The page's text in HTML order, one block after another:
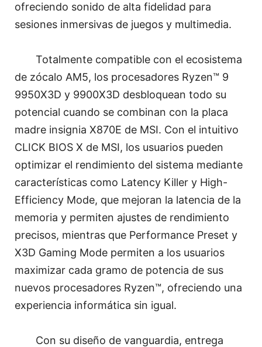
ofreciendo sonido de alta fidelidad para
sesiones inmersivas de juegos y multimedia.
Totalmente compatible con el ecosistema
de zócalo AM5, los procesadores Ryzen™ 9
9950X3D y 9900X3D desbloquean todo su
potencial cuando se combinan con la placa
madre insignia X870E de MSI. Con el intuitivo
CLICK BIOS X de MSI, los usuarios pueden
optimizar el rendimiento del sistema mediante
características como Latency Killer y High-
Efficiency Mode, que mejoran la latencia de la
memoria y permiten ajustes de rendimiento
precisos, mientras que Performance Preset y
X3D Gaming Mode permiten a los usuarios
maximizar cada gramo de potencia de sus
nuevos procesadores Ryzen™, ofreciendo una
experiencia informática sin igual.
Con su diseño de vanguardia, entrega